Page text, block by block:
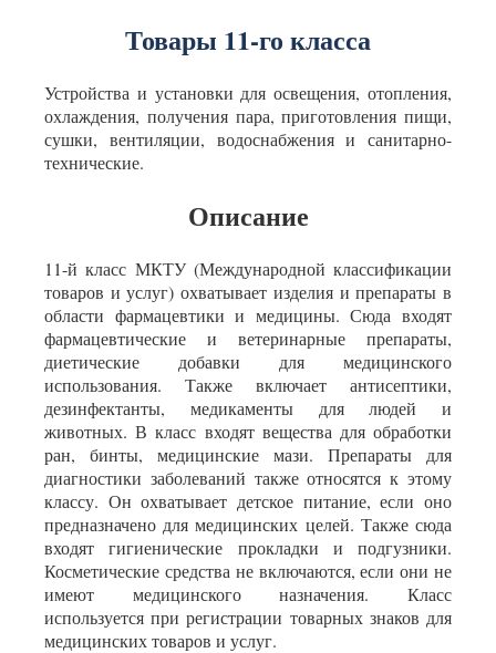
Товары 11-го класса
Устройства и установки для освещения, отопления,
охлаждения, получения пара, приготовления пищи,
сушки, вентиляции, водоснабжения и санитарно-
технические.
Описание
11-й класс МКТУ (Международной классификации
товаров и услуг) охватывает изделия и препараты в
области фармацевтики и медицины. Сюда входят
фармацевтические и ветеринарные препараты,
диетические добавки для медицинского
использования. Также включает антисептики,
дезинфектанты, медикаменты для людей и
животных. В класс входят вещества для обработки
ран, бинты, медицинские мази. Препараты для
диагностики заболеваний также относятся к этому
классу. Он охватывает детское питание, если оно
предназначено для медицинских целей. Также сюда
входят гигиенические прокладки и подгузники.
Косметические средства не включаются, если они не
имеют медицинского назначения. Класс
используется при регистрации товарных знаков для
медицинских товаров и услуг.